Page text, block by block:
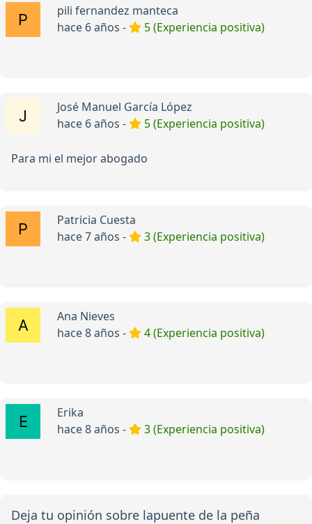
pili fernandez manteca
hace 6 años -
5 (Experiencia positiva)
José Manuel García López
hace 6 años -
5 (Experiencia positiva)
Para mi el mejor abogado
Patricia Cuesta
hace 7 años -
3 (Experiencia positiva)
Ana Nieves
hace 8 años -
4 (Experiencia positiva)
Erika
hace 8 años -
3 (Experiencia positiva)
Deja tu opinión sobre lapuente de la peña